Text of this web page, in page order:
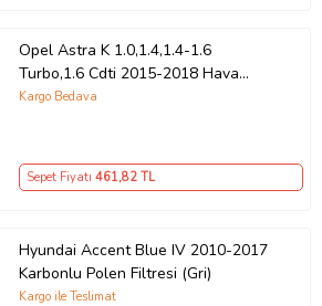
Opel Astra K 1.0,1.4,1.4-1.6
Turbo,1.6 Cdti 2015-2018 Hava
Filtresi (Beyaz-Gri)
Kargo Bedava
Sepet Fiyatı 461,82 TL
Hyundai Accent Blue IV 2010-2017
Karbonlu Polen Filtresi (Gri)
Kargo ile Teslimat